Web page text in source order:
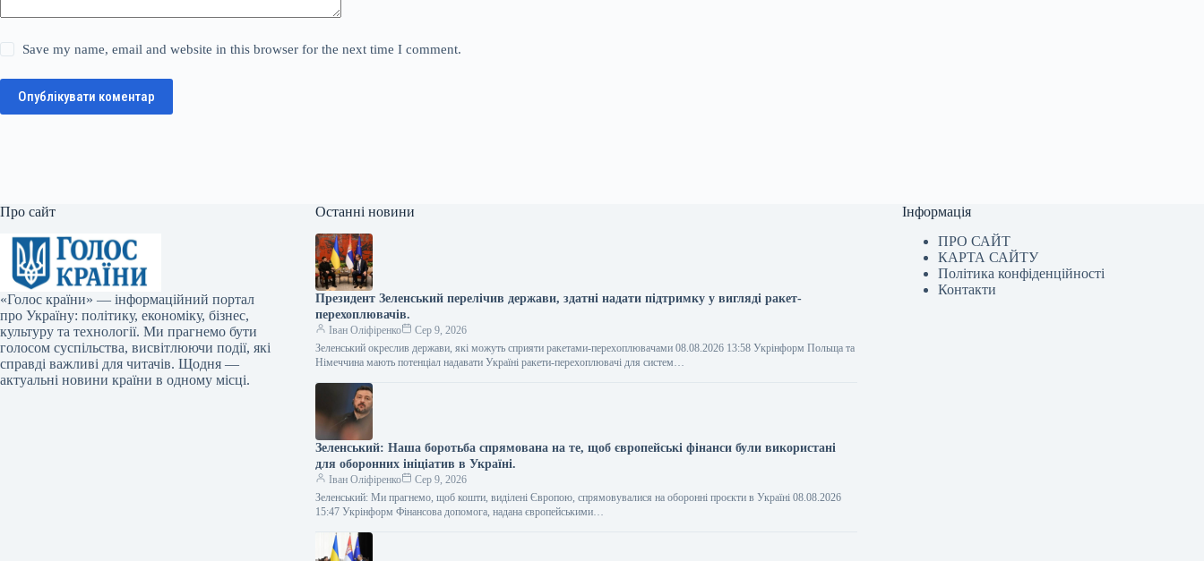
Save my name, email and website in this browser for the next time I comment.
Опублікувати коментар
Про сайт
«Голос країни» — інформаційний портал
про Україну: політику, економіку, бізнес,
культуру та технології. Ми прагнемо бути
голосом суспільства, висвітлюючи події, які
справді важливі для читачів. Щодня —
актуальні новини країни в одному місці.
Останні новини
Президент Зеленський перелічив держави, здатні надати підтримку у вигляді ракет-
перехоплювачів.
Іван Оліфіренко
Сер 9, 2026
Зеленський окреслив держави, які можуть сприяти ракетами-перехоплювачами 08.08.2026 13:58 Укрінформ Польща та
Німеччина мають потенціал надавати Україні ракети-перехоплювачі для систем…
Зеленський: Наша боротьба спрямована на те, щоб європейські фінанси були використані
для оборонних ініціатив в Україні.
Іван Оліфіренко
Сер 9, 2026
Зеленський: Ми прагнемо, щоб кошти, виділені Європою, спрямовувалися на оборонні проєкти в Україні 08.08.2026
15:47 Укрінформ Фінансова допомога, надана європейськими…
Інформація
ПРО САЙТ
КАРТА САЙТУ
Політика конфіденційності
Контакти